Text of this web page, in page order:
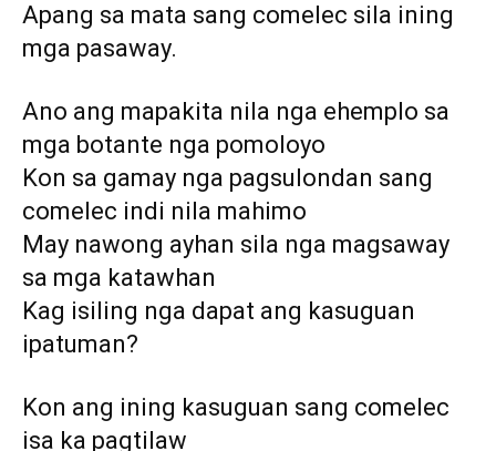
Apang sa mata sang comelec sila ining
mga pasaway.
Ano ang mapakita nila nga ehemplo sa
mga botante nga pomoloyo
Kon sa gamay nga pagsulondan sang
comelec indi nila mahimo
May nawong ayhan sila nga magsaway
sa mga katawhan
Kag isiling nga dapat ang kasuguan
ipatuman?
Kon ang ining kasuguan sang comelec
isa ka pagtilaw